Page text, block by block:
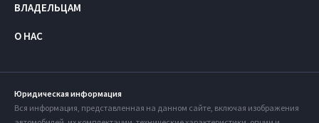
ВЛАДЕЛЬЦАМ
О НАС
Юридическая информация
Вся информация, представленная на данном сайте, включая изображения